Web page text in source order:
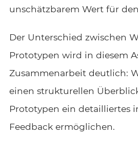
unschätzbarem Wert für
Der Unterschied zwischen
Prototypen wird in diesem
Zusammenarbeit deutlich:
einen strukturellen
Prototypen ein detailliertes
Feedback ermöglichen.